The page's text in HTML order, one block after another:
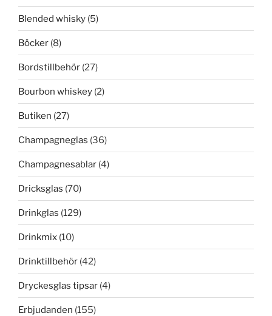
Blended whisky (5)
Böcker (8)
Bordstillbehör (27)
Bourbon whiskey (2)
Butiken (27)
Champagneglas (36)
Champagnesablar (4)
Dricksglas (70)
Drinkglas (129)
Drinkmix (10)
Drinktillbehör (42)
Dryckesglas tipsar (4)
Erbjudanden (155)